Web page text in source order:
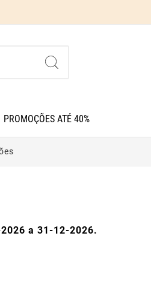
PROMOÇÕES ATÉ 40%
a 31-12-2026.